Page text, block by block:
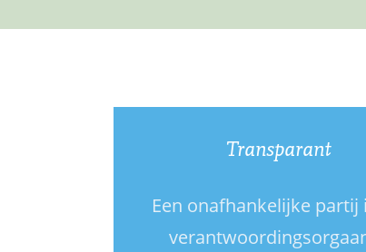
Transparant
Een onafhankelijke partij